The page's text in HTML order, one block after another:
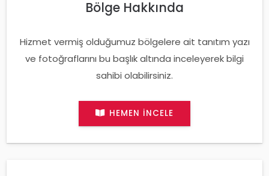
Bölge Hakkında
Hizmet vermiş olduğumuz bölgelere ait tanıtım yazı
ve fotoğraflarını bu başlık altında inceleyerek bilgi
sahibi olabilirsiniz.
HEMEN İNCELE